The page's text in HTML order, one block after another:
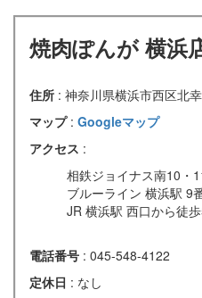
焼肉ぽんが 横浜
住所 : 神奈川県横浜市西区北
マップ : Googleマップ
アクセス :
相鉄ジョイナス南10・
ブルーライン 横浜駅 9
JR 横浜駅 西口から徒
電話番号 : 045-548-4122
定休日 : なし